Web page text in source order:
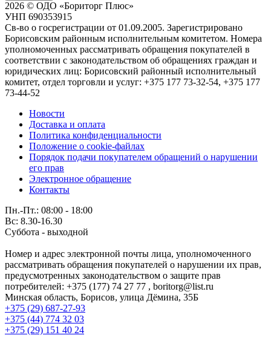
2026 © ОДО «Бориторг Плюс»
УНП 690353915
Св-во о госрегистрации от 01.09.2005. Зарегистрировано
Борисовским районным исполнительным комитетом. Номера
уполномоченных рассматривать обращения покупателей в
соответствии с законодательством об обращениях граждан и
юридических лиц: Борисовский районный исполнительный
комитет, отдел торговли и услуг: +375 177 73-32-54, +375 177
73-44-52
Новости
Доставка и оплата
Политика конфиденциальности
Положение о cookie-файлах
Порядок подачи покупателем обращений о нарушении
его прав
Электронное обращение
Контакты
Пн.-Пт.: 08:00 - 18:00
Вс: 8.30-16.30
Суббота - выходной
Номер и адрес электронной почты лица, уполномоченного
рассматривать обращения покупателей о нарушении их прав,
предусмотренных законодательством о защите прав
потребителей: +375 (177) 74 27 77 , boritorg@list.ru
Минская область, Борисов, улица Дёмина, 35Б
+375 (29) 687-27-93
+375 (44) 774 32 03
+375 (29) 151 40 24